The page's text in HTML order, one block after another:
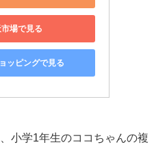
場で見る
ッピングで見る
小学1年生のココちゃんの複